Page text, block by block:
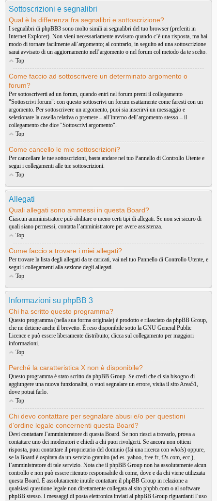
Sottoscrizioni e segnalibri
Qual è la differenza fra segnalibri e sottoscrizione?
I segnalibri di phpBB3 sono molto simili ai segnalibri del tuo browser (preferiti in
Internet Explorer). Non vieni necessariamente avvisato quando c’è una risposta, ma hai
modo di tornare facilmente all’argomento; al contrario, in seguito ad una sottoscrizione
sarai avvisato di un aggiornamento nell’argomento o nel forum col metodo da te scelto.
Top
Come faccio ad sottoscrivere un determinato argomento o
forum?
Per sottoscriverti ad un forum, quando entri nel forum premi il collegamento
"Sottoscrivi forum": con questo sottoscrivi un forum esattamente come faresti con un
argomento. Per sottoscrivere un argomento, puoi sia inserirvi un messaggio e
selezionare la casella relativa o premere – all’interno dell’argomento stesso – il
collegamento che dice "Sottoscrivi argomento".
Top
Come cancello le mie sottoscrizioni?
Per cancellare le tue sottoscrizioni, basta andare nel tuo Pannello di Controllo Utente e
segui i collegamenti alle tue sottoscrizioni.
Top
Allegati
Quali allegati sono ammessi in questa Board?
Ciascun amministratore può abilitare o meno certi tipi di allegati. Se non sei sicuro di
quali siano permessi, contatta l’amministratore per avere assistenza.
Top
Come faccio a trovare i miei allegati?
Per trovare la lista degli allegati da te caricati, vai nel tuo Pannello di Controllo Utente, e
segui i collegamenti alla sezione degli allegati.
Top
Informazioni su phpBB 3
Chi ha scritto questo programma?
Questo programma (nella sua forma originale) è prodotto e rilasciato da phpBB Group,
che ne detiene anche il brevetto. È reso disponibile sotto la GNU General Public
Licence e può essere liberamente distribuito; clicca sul collegamento per maggiori
informazioni.
Top
Perché la caratteristica X non è disponibile?
Questo programma è stato scritto da phpBB Group. Se credi che ci sia bisogno di
aggiungere una nuova funzionalità, o vuoi segnalare un errore, visita il sitoArea51,
dove potrai farlo.
Top
Chi devo contattare per segnalare abusi e/o per questioni
d’ordine legale concernenti questa Board?
Devi contattare l’amministratore di questa Board. Se non riesci a trovarlo, prova a
contattare uno dei moderatori e chiedi a chi puoi rivolgerti. Se ancora non ottieni
risposta, puoi contattare il proprietario del dominio (fai una ricerca con whois) oppure,
se la Board è ospitata da un servizio gratuito (ad es. yahoo, free.fr, f2s.com, ecc.),
l’amministratore di tale servizio. Nota che il phpBB Group non ha assolutamente alcun
controllo e non può essere ritenuto responsabile di come, dove e da chi viene utilizzata
questa Board. È assolutamente inutile contattare il phpBB Group in relazione a
qualsiasi questione legale non direttamente collegata al sito phpbb.com o al software
phpBB stesso. I messaggi di posta elettronica inviati al phpBB Group riguardanti l’uso